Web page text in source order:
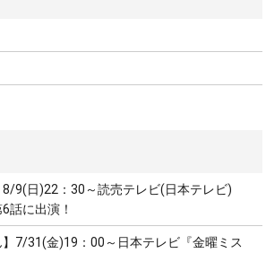
8/9(日)22：30～読売テレビ(日本テレビ)
話に出演！
】7/31(金)19：00～日本テレビ『金曜ミス